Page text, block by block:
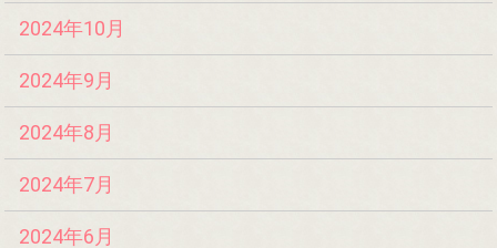
2024年10月
2024年9月
2024年8月
2024年7月
2024年6月